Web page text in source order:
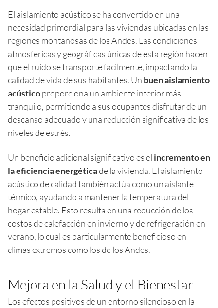
El aislamiento acústico se ha convertido en una
necesidad primordial para las viviendas ubicadas en las
regiones montañosas de los Andes. Las condiciones
atmosféricas y geográficas únicas de esta región hacen
que el ruido se transporte fácilmente, impactando la
calidad de vida de sus habitantes. Un buen aislamiento
acústicoproporciona un ambiente interior más
tranquilo, permitiendo a sus ocupantes disfrutar de un
descanso adecuado y una reducción significativa de los
niveles de estrés.
Un beneficio adicional significativo es el incremento en
la eficiencia energéticade la vivienda. El aislamiento
acústico de calidad también actúa como un aislante
térmico, ayudando a mantener la temperatura del
hogar estable. Esto resulta en una reducción de los
costos de calefacción en invierno y de refrigeración en
verano, lo cual es particularmente beneficioso en
climas extremos como los de los Andes.
Mejora en la Salud y el Bienestar
Los efectos positivos de un entorno silencioso en la